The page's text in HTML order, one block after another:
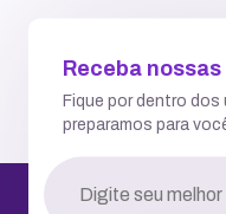
Receba
Fique por dentro
preparamos para